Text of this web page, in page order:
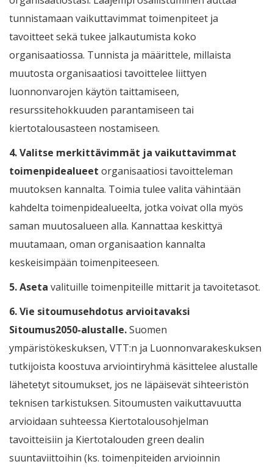
tunnistamaan vaikuttavimmat toimenpiteet ja
tavoitteet sekä tukee jalkautumista koko
organisaatiossa. Tunnista ja määrittele, millaista
muutosta organisaatiosi tavoittelee liittyen
luonnonvarojen käytön taittamiseen,
resurssitehokkuuden parantamiseen tai
kiertotalousasteen nostamiseen.
4.Valitse merkittävimmät ja vaikuttavimmat
toimenpidealueet organisaatiosi tavoitteleman
muutoksen kannalta. Toimia tulee valita vähintään
kahdelta toimenpidealueelta, jotka voivat olla myös
saman muutosalueen alla. Kannattaa keskittyä
muutamaan, oman organisaation kannalta
keskeisimpään toimenpiteeseen.
5.Aseta valituille toimenpiteille mittarit ja tavoitetasot.
6.Vie sitoumusehdotus arvioitavaksi
Sitoumus2050-alustalle.Suomen
ympäristökeskuksen, VTT:n ja Luonnonvarakeskuksen
tutkijoista koostuva arviointiryhmä käsittelee alustalle
lähetetyt sitoumukset, jos ne läpäisevät sihteeristön
teknisen tarkistuksen. Sitoumusten vaikuttavuutta
arvioidaan suhteessa Kiertotalousohjelman
tavoitteisiin ja Kiertotalouden green dealin
suuntaviittoihin (ks. toimenpiteiden arvioinnin